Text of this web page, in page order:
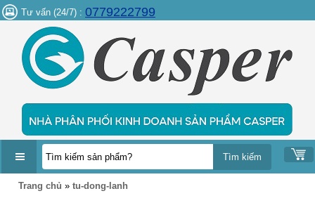
Tư vấn (24/7) : 0779222799
DANH
Trang chủ » tu-dong-lanh